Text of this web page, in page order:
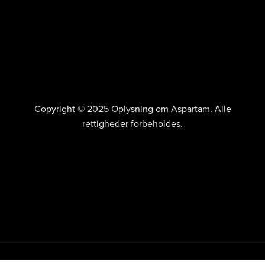
Copyright © 2025 Oplysning om Aspartam. Alle
rettigheder forbeholdes.